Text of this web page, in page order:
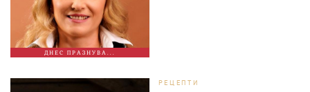
ДНЕС ПРАЗНУВА...
РЕЦЕПТИ